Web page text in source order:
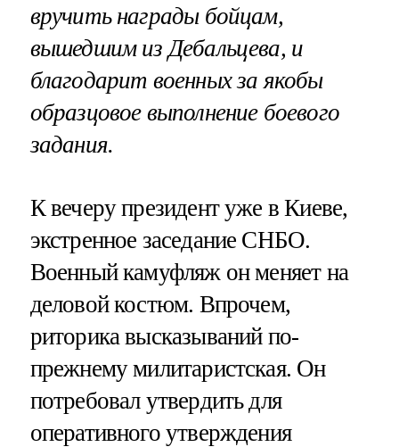
вручить награды бойцам,
вышедшим из Дебальцева, и
благодарит военных за якобы
образцовое выполнение боевого
задания.
К вечеру президент уже в Киеве,
экстренное заседание СНБО.
Военный камуфляж он меняет на
деловой костюм. Впрочем,
риторика высказываний по-
прежнему милитаристская. Он
потребовал утвердить для
оперативного утверждения